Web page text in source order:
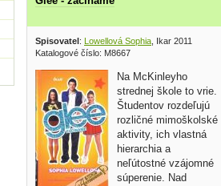
Spisovatel : Lowellová Sophia, Ikar 2011
Katalogové číslo: M8667
Na McKinleyho
strednej škole to vrie.
Študentov rozdeľujú
rozličné mimoškolské
aktivity, ich vlastná
hierarchia a
neľútostné vzájomné
súperenie. Nad